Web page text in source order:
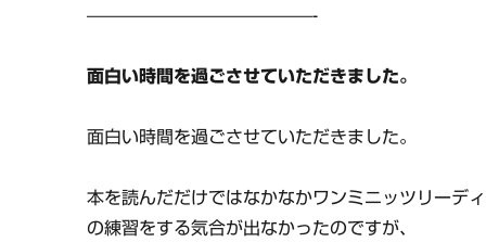
—————————————-
面白い時間を過ごさせていただきました。
面白い時間を過ごさせていただきました。
本を読んだだけではなかなかワンミニッツリーデ
の練習をする気合が出なかったのですが、